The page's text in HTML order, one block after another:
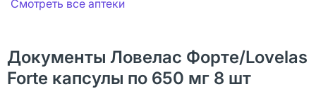
Смотреть все аптеки
Документы Ловелас Форте/Lovelas
Forte капсулы по 650 мг 8 шт